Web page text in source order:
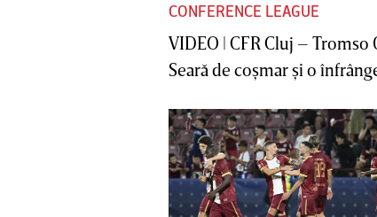
CONFERENCE LEAGUE
VIDEO | CFR Cluj – Tromso
Seară de coşmar şi o